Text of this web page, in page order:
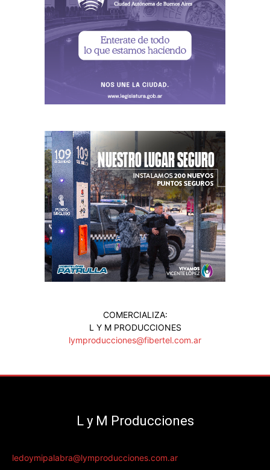
COMERCIALIZA:
L Y M PRODUCCIONES
lymproducciones@fibertel.com.ar
L y M Producciones
ledoymipalabra@lymproducciones.com.ar